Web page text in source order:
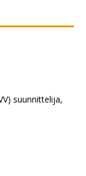
suunnittelija,